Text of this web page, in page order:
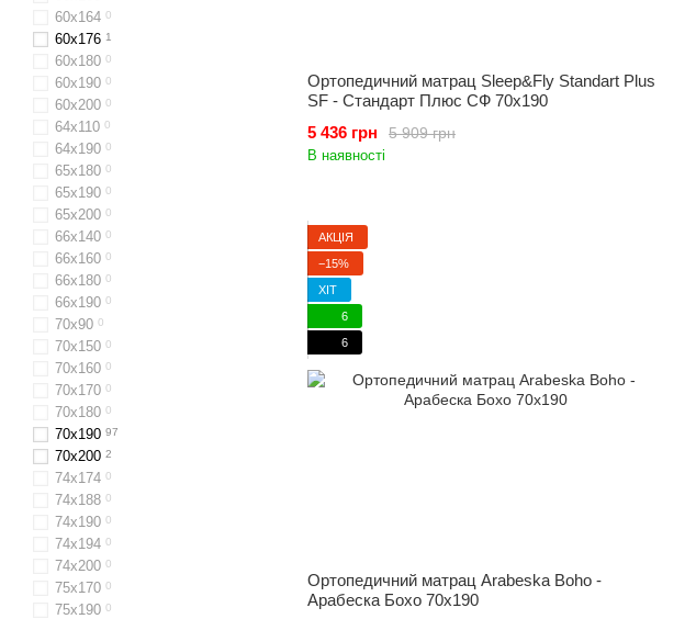
Ортопедичний матрац Sleep&Fly Standart Plus
SF - Стандарт Плюс СФ 70x190
5 909 грн
5 436 грн
В наявності
АКЦІЯ
−15%
ХІТ
6
6
Ортопедичний матрац Arabeska Boho -
Арабеска Бохо 70x190
60x164 0
60х176 1
60х180 0
60х190 0
60х200 0
64х110 0
64x190 0
65x180 0
65х190 0
65х200 0
66x140 0
66x160 0
66х180 0
66х190 0
70х90 0
70x150 0
70x160 0
70х170 0
70x180 0
70x190 97
70x200 2
74х174 0
74х188 0
74х190 0
74х194 0
74х200 0
75х170 0
75х190 0